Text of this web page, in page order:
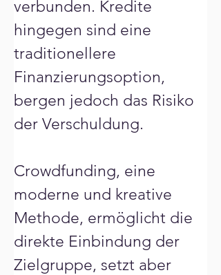
verbunden. Kredite
hingegen sind eine
traditionellere
Finanzierungsoption,
bergen jedoch das Risiko
der Verschuldung.
Crowdfunding, eine
moderne und kreative
Methode, ermöglicht die
direkte Einbindung der
Zielgruppe, setzt aber